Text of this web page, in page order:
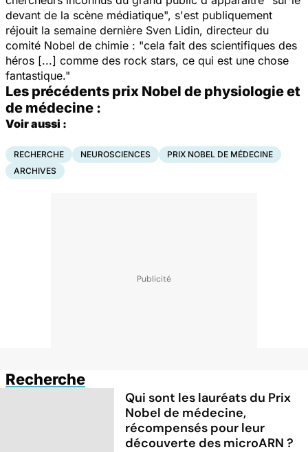
devant de la scène médiatique", s'est publiquement
réjouit la semaine dernière Sven Lidin, directeur du
comité Nobel de chimie : "cela fait des scientifiques des
héros [...] comme des rock stars, ce qui est une chose
fantastique."
Les précédents prix Nobel de physiologie et
de médecine :
Voir aussi :
RECHERCHE NEUROSCIENCES
PRIX NOBEL DE MÉDECINE
ARCHIVES
Recherche
Qui sont les lauréats du Prix
Nobel de médecine,
récompensés pour leur
découverte des microARN ?